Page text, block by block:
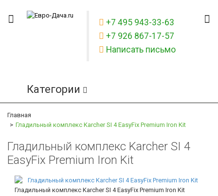
+7 495 943-33-63
+7 926 867-17-57
Написать письмо
Категории
Главная
Гладильный комплекс Karcher SI 4 EasyFix Premium Iron Kit
Гладильный комплекс Karcher SI 4
EasyFix Premium Iron Kit
Гладильный комплекс Karcher SI 4 EasyFix Premium Iron Kit